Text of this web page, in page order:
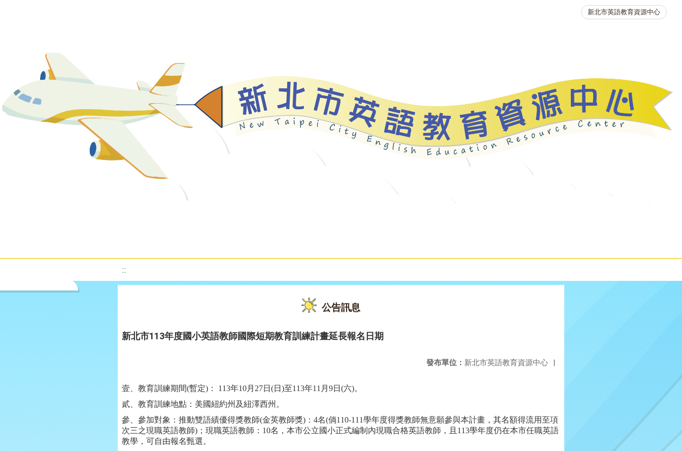
新北市英語教育資源中心
:::
公告訊息
新北市113年度國小英語教師國際短期教育訓練計畫延長報名日期
發布單位： 新北市英語教育資源中心 |
壹、教育訓練期間(暫定)： 113年10月27日(日)至113年11月9日(六)。
貳、教育訓練地點：美國紐約州及紐澤西州。
參、參加對象：推動雙語績優得獎教師(金英教師獎)：4名(倘110-111學年度得獎教師無意願參與本計畫，其名額得流用至項
次三之現職英語教師)；現職英語教師：10名，本市公立國小正式編制內現職合格英語教師，且113學年度仍在本市任職英語
教學，可自由報名甄選。